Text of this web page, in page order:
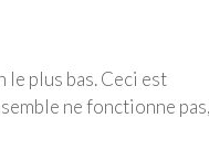
plus bas. Ceci est
ne fonctionne